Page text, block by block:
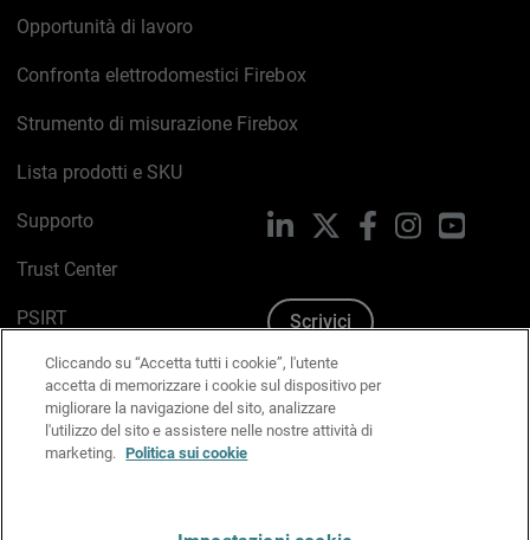
Opportunità di lavoro
Confronta elettrodomestici Firebox
Strumento di misurazione Firebox
Lista prodotti e SKU
Supporto
Trust Center
PSIRT
Politica sui cookie
Informativa sulla privacy
Kit Media & Brand
LinkedIn FacebookInstagram
Scrivici
Cliccando su “Accetta tutti i cookie”, l'utente
accetta di memorizzare i cookie sul dispositivo per
migliorare la navigazione del sito, analizzare
l'utilizzo del sito e assistere nelle nostre attività di
marketing. Politica sui cookie